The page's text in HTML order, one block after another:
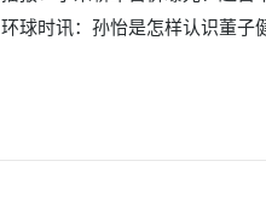
环球时讯：孙怡是怎样认识董子